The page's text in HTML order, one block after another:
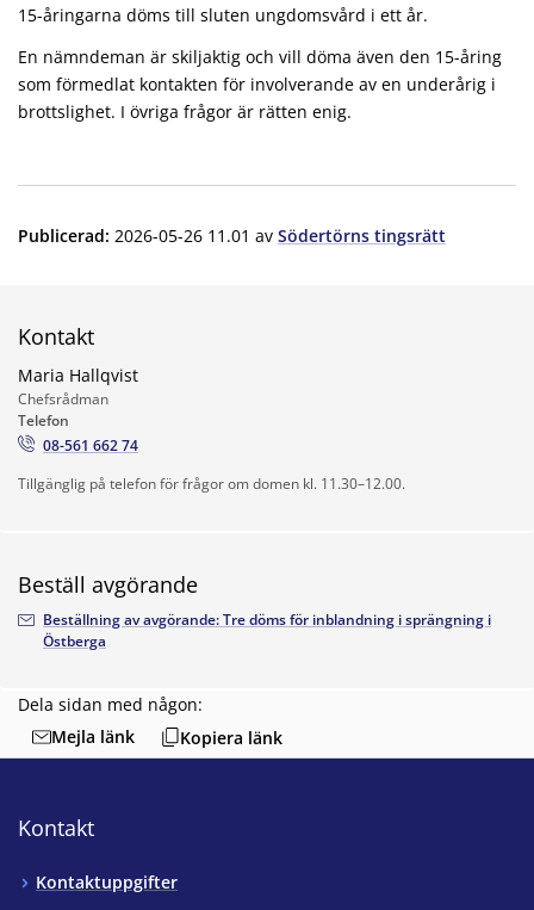
15-åringarna döms till sluten ungdomsvård i ett år.
En nämndeman är skiljaktig och vill döma även den 15-åring
som förmedlat kontakten för involverande av en underårig i
brottslighet. I övriga frågor är rätten enig.
Publicerad: 2026-05-26 11.01 av Södertörns tingsrätt
Dela sidan med någon:
Mejla länk
Kopiera länk
Kontakt
Maria Hallqvist
Chefsrådman
Telefon
08-561 662 74
Tillgänglig på telefon för frågor om domen kl. 11.30–12.00.
Beställ avgörande
Beställning av avgörande: Tre döms för inblandning i sprängning i
Östberga
Kontakt
Kontaktuppgifter